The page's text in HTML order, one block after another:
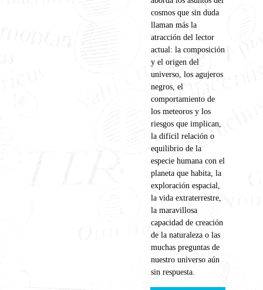
cosmos que sin duda
llaman más la
atracción del lector
actual: la composición
y el origen del
universo, los agujeros
negros, el
comportamiento de
los meteoros y los
riesgos que implican,
la difícil relación o
equilibrio de la
especie humana con el
planeta que habita, la
exploración espacial,
la vida extraterrestre,
la maravillosa
capacidad de creación
de la naturaleza o las
muchas preguntas de
nuestro universo aún
sin respuesta.